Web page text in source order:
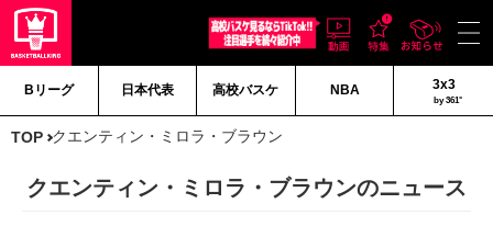
Bリーグ 日本代表 高校バスケ NBA 3x3
by 361°
TOP クエンティン・ミロラ・ブラウン
クエンティン・ミロラ・ブラウンのニュース